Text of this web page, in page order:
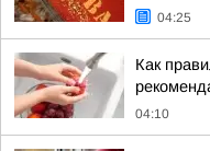
04:25
Как
04:10